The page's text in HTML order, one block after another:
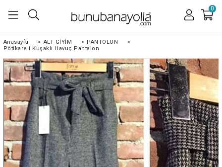
0
Anasayfa > ALT GİYİM > PANTOLON
>
Pötikareli Kuşaklı Havuç Pantalon